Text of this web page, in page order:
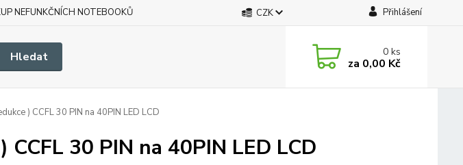
NEFUNKČNÍCH NOTEBOOKŮ CZK Přihlášení
Hledat 0ks
za 0,00 Kč
) CCFL 30 PIN na 40PIN LED LCD
30 PIN na 40PIN LED LCD